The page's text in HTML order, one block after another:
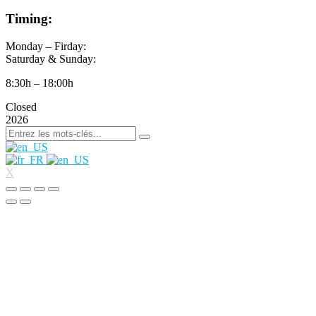
Timing:
Monday – Firday:
Saturday & Sunday:
8:30h – 18:00h
Closed
2026
X